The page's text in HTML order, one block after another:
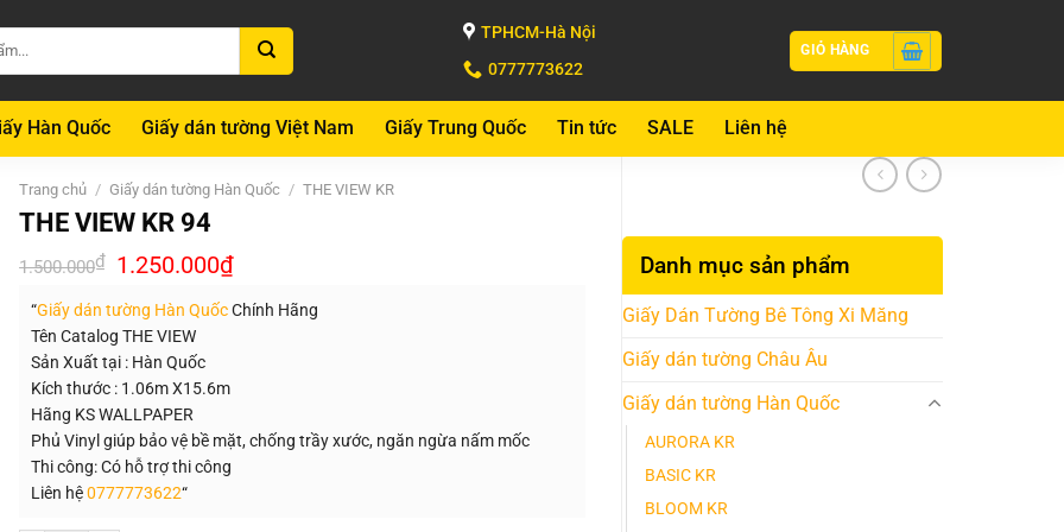
TPHCM-Hà Nội
0777773622
GIỎ HÀNG
Hàn Quốc Giấy dán tường Việt Nam Giấy Trung Quốc Tin tức SALE Liên hệ
Danh mục sản phẩm
Giấy Dán Tường Bê Tông Xi Măng
Giấy dán tường Châu Âu
Giấy dán tường Hàn Quốc
AURORA KR
BASIC KR
BLOOM KR
Trang chủ / Giấy dán tường Hàn Quốc / THE VIEW KR
THE VIEW KR 94
1.500.000₫ Giá
gốc
1.500.000₫.
1.250.000₫Giá
hiện
là:
“Giấy dán tường Hàn QuốcChính Hãng
Tên Catalog THE VIEW
Sản Xuất tại : Hàn Quốc
Kích thước : 1.06m X15.6m
Hãng KS WALLPAPER
Phủ Vinyl giúp bảo vệ bề mặt, chống trầy xước, ngăn ngừa nấm mốc
Thi công: Có hỗ trợ thi công
Liên hệ0777773622“